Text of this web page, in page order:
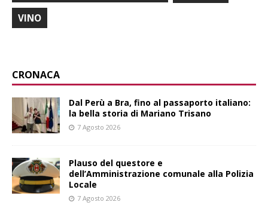
VINO
CRONACA
​Dal Perù a Bra, fino al passaporto italiano:
la bella storia di Mariano Trisano
7 Agosto 2026
Plauso del questore e
dell’Amministrazione comunale alla Polizia
Locale
7 Agosto 2026